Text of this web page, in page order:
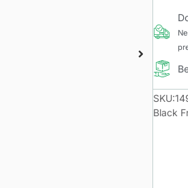
Black